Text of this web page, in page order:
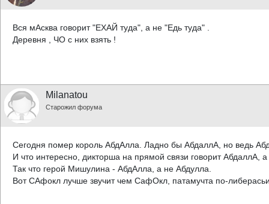
Вся мАсква говорит "ЕХАЙ туда", а не "Едь туда" .
Деревня , ЧО с них взять !
Milanatou
Старожил форума
Сегодня помер король АбдАлла. Ладно бы АбдаллА, но ведь
И что интересно, дикторша на прямой связи говорит АбдаллА,
Так что герой Мишулина - АбдАлла, а не Абдулла.
Вот САфокл лучше звучит чем СафОкл, патамучта по-